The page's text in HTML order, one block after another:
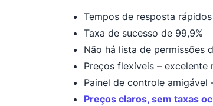
Tempos de resposta
Taxa de sucesso de 99,9%
Não há lista de permissões
Preços flexíveis –
Painel de controle amigável
Preços claros, sem taxas